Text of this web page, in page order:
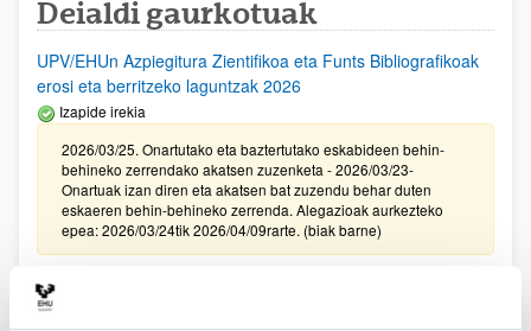
Deialdi gaurkotuak
UPV/EHUn Azpiegitura Zientifikoa eta Funts Bibliografikoak
erosi eta berritzeko laguntzak 2026
Izapide irekia
2026/03/25. Onartutako eta baztertutako eskabideen behin-
behineko zerrendako akatsen zuzenketa - 2026/03/23-
Onartuak izan diren eta akatsen bat zuzendu behar duten
eskaeren behin-behineko zerrenda. Alegazioak aurkezteko
epea: 2026/03/24tik 2026/04/09rarte. (biak barne)
Zientzia, Teknologia eta Berrikuntza arloetako kultura
sustatzeko laguntzen deialdia (FECYT) 2026